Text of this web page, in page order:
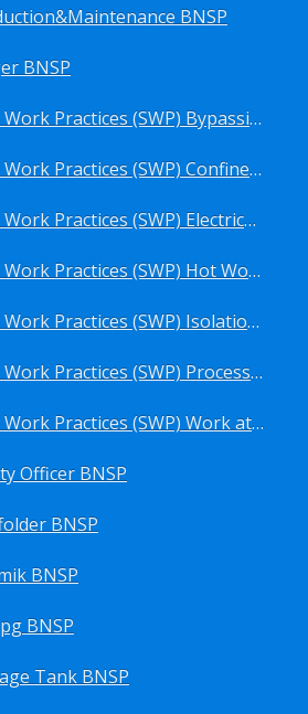
BNSP
BNSP
Sertifikasi Safe Work Practices (SWP) Bypassing Critical Protection BNSP
Sertifikasi Safe Work Practices (SWP) Confined Space Entry BNSP
Sertifikasi Safe Work Practices (SWP) Electrical Safe Work BNSP
Sertifikasi Safe Work Practices (SWP) Hot Work BNSP
Sertifikasi Safe Work Practices (SWP) Isolation of Hazardous Energy BNSP
Sertifikasi Safe Work Practices (SWP) Process Overview and Awareness BNSP
Sertifikasi Safe Work Practices (SWP) Work at Height BNSP
Officer BNSP
BNSP
BNSP
BNSP
Tank BNSP